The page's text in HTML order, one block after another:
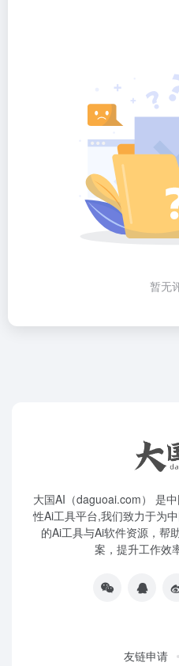
暂无
大国AI（daguoai.com） 是
性Ai工具平台,我们致力于为
的Ai工具与Ai软件资源，帮
案，提升工作效
友链申请